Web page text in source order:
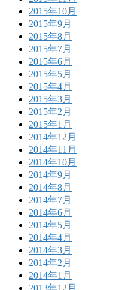
2015年10月
2015年9月
2015年8月
2015年7月
2015年6月
2015年5月
2015年4月
2015年3月
2015年2月
2015年1月
2014年12月
2014年11月
2014年10月
2014年9月
2014年8月
2014年7月
2014年6月
2014年5月
2014年4月
2014年3月
2014年2月
2014年1月
2013年12月